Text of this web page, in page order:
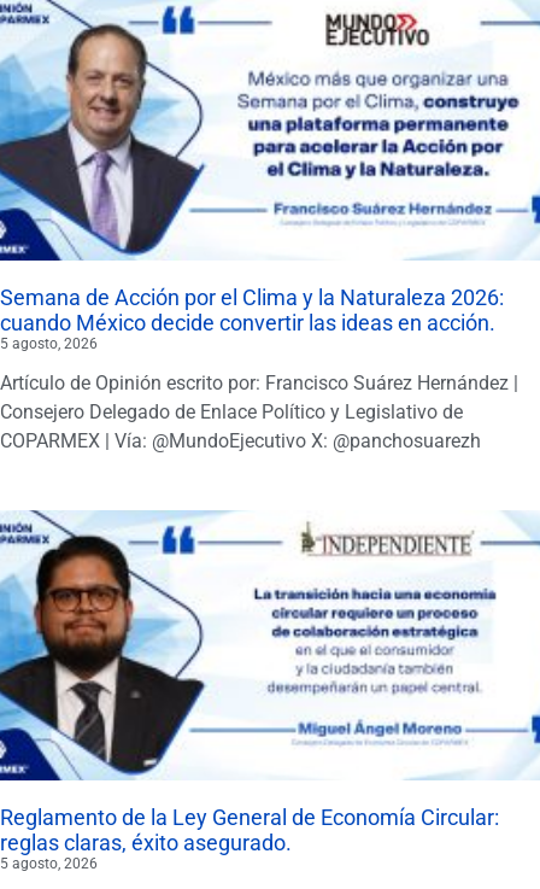
Semana de Acción por el Clima y la Naturaleza 2026:
cuando México decide convertir las ideas en acción.
5 agosto, 2026
Artículo de Opinión escrito por: Francisco Suárez Hernández |
Consejero Delegado de Enlace Político y Legislativo de
COPARMEX | Vía: @MundoEjecutivo X: @panchosuarezh
Reglamento de la Ley General de Economía Circular:
reglas claras, éxito asegurado.
5 agosto, 2026